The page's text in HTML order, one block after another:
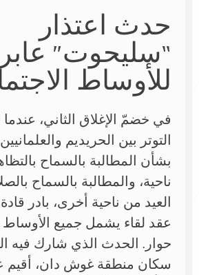
حدث اعتذار
“سليحوت” عابر
للأوساط
في خضمّ الإغلاق الثاني، عندما
التوتر بين الحريديم
بشأن المطالبة بالسماح
ناحية، والمطالبة بالسماح
العيد من ناحية أخرى، بادر
عقد لقاء يشمل جميع
حوار. الحدث الذي شارك فيه
سكان منطقة غوش دان، أقيم